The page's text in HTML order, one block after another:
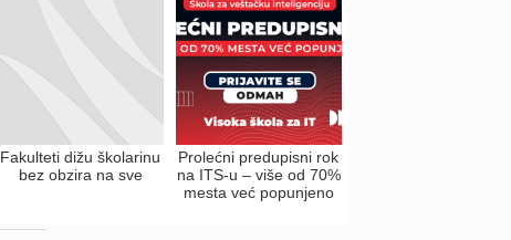
Fakulteti dižu školarinu
bez obzira na sve
Prolećni predupisni rok
na ITS-u – više od 70%
mesta već popunjeno